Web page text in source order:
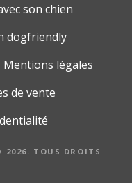
son chien
dogfriendly
Mentions légales
de vente
2026. TOUS DROITS